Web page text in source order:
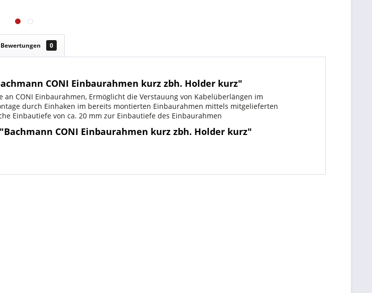
Bewertungen 0
CONI Einbaurahmen kurz zbh. Holder kurz"
an CONI Einbaurahmen, Ermöglicht die Verstauung von Kabelüberlängen im
durch Einhaken im bereits montierten Einbaurahmen mittels mitgelieferten
Einbautiefe von ca. 20 mm zur Einbautiefe des Einbaurahmen
CONI Einbaurahmen kurz zbh. Holder kurz"